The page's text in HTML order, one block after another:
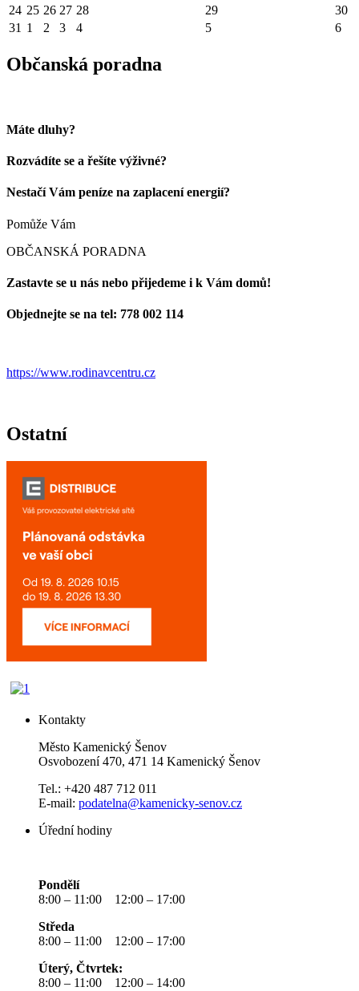
24 25 26 27 28 29
30
31 1 2 3 4 5 6
Občanská poradna
Máte dluhy?
Rozvádíte se a řešíte výživné?
Nestačí Vám peníze na zaplacení energií?
Pomůže Vám
OBČANSKÁ PORADNA
Zastavte se u nás nebo přijedeme i k Vám domů!
Objednejte se na tel: 778 002 114
https://www.rodinavcentru.cz
Ostatní
Kontakty
Město Kamenický Šenov
Osvobození 470, 471 14 Kamenický Šenov
Tel.: +420 487 712 011
E-mail: podatelna@kamenicky-senov.cz
Úřední hodiny
Pondělí
8:00 – 11:00 12:00 – 17:00
Středa
8:00 – 11:00 12:00 – 17:00
Úterý, Čtvrtek:
8:00 – 11:00 12:00 – 14:00